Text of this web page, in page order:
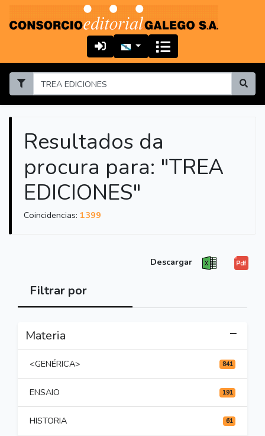
Resultados da
procura para: "TREA
EDICIONES"
Coincidencias: 1399
Descargar
Filtrar por
Materia
<GENÉRICA> 841
ENSAIO 191
HISTORIA 61